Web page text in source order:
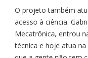
O projeto também
acesso à ciência.
Mecatrônica, entrou
técnica e hoje atua